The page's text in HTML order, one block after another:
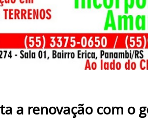
a renovação com o